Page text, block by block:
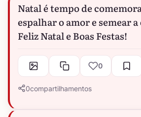
Natal é tempo de
espalhar o amor e semear
Feliz Natal e Boas Festas!
0
0compartilhamentos